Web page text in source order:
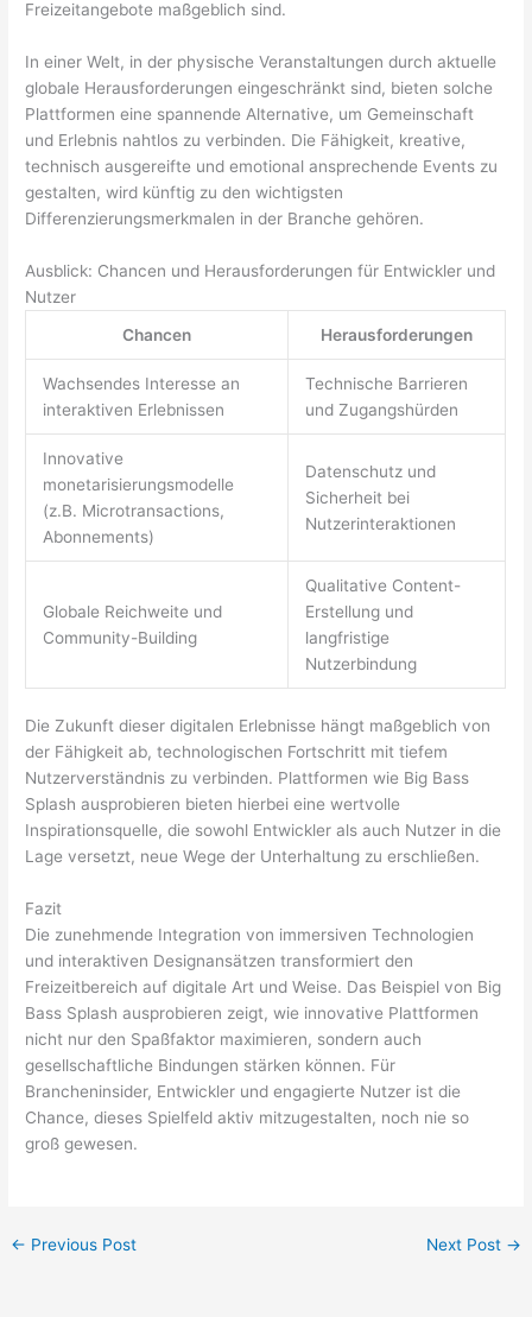
Freizeitangebote maßgeblich sind.
In einer Welt, in der physische Veranstaltungen durch aktuelle
globale Herausforderungen eingeschränkt sind, bieten solche
Plattformen eine spannende Alternative, um Gemeinschaft
und Erlebnis nahtlos zu verbinden. Die Fähigkeit, kreative,
technisch ausgereifte und emotional ansprechende Events zu
gestalten, wird künftig zu den wichtigsten
Differenzierungsmerkmalen in der Branche gehören.
Ausblick: Chancen und Herausforderungen für Entwickler und
Nutzer
Chancen
Herausforderungen
Wachsendes Interesse an
interaktiven Erlebnissen
Technische Barrieren
und Zugangshürden
Innovative
monetarisierungsmodelle
(z.B. Microtransactions,
Abonnements)
Datenschutz und
Sicherheit bei
Nutzerinteraktionen
Globale Reichweite und
Community-Building
Qualitative Content-
Erstellung und
langfristige
Nutzerbindung
Die Zukunft dieser digitalen Erlebnisse hängt maßgeblich von
der Fähigkeit ab, technologischen Fortschritt mit tiefem
Nutzerverständnis zu verbinden. Plattformen wie Big Bass
Splash ausprobieren bieten hierbei eine wertvolle
Inspirationsquelle, die sowohl Entwickler als auch Nutzer in die
Lage versetzt, neue Wege der Unterhaltung zu erschließen.
Fazit
Die zunehmende Integration von immersiven Technologien
und interaktiven Designansätzen transformiert den
Freizeitbereich auf digitale Art und Weise. Das Beispiel von Big
Bass Splash ausprobieren zeigt, wie innovative Plattformen
nicht nur den Spaßfaktor maximieren, sondern auch
gesellschaftliche Bindungen stärken können. Für
Brancheninsider, Entwickler und engagierte Nutzer ist die
Chance, dieses Spielfeld aktiv mitzugestalten, noch nie so
groß gewesen.
← Previous Post Next Post →